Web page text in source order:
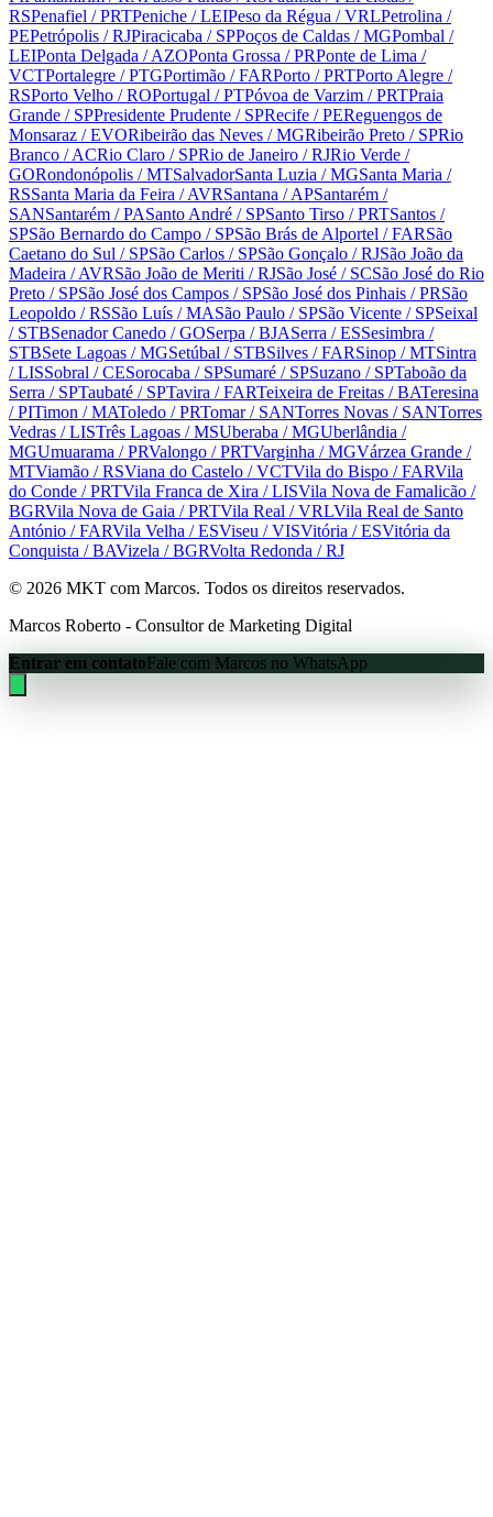
RSPenafiel / PRTPeniche / LEIPeso da Régua / VRLPetrolina /
PEPetrópolis / RJPiracicaba / SPPoços de Caldas / MGPombal /
LEIPonta Delgada / AZOPonta Grossa / PRPonte de Lima /
VCTPortalegre / PTGPortimão / FARPorto / PRTPorto Alegre /
RSPorto Velho / ROPortugal / PTPóvoa de Varzim / PRTPraia
Grande / SPPresidente Prudente / SPRecife / PEReguengos de
Monsaraz / EVORibeirão das Neves / MGRibeirão Preto / SPRio
Branco / ACRio Claro / SPRio de Janeiro / RJRio Verde /
GORondonópolis / MTSalvadorSanta Luzia / MGSanta Maria /
RSSanta Maria da Feira / AVRSantana / APSantarém /
SANSantarém / PASanto André / SPSanto Tirso / PRTSantos /
SPSão Bernardo do Campo / SPSão Brás de Alportel / FARSão
Caetano do Sul / SPSão Carlos / SPSão Gonçalo / RJSão João da
Madeira / AVRSão João de Meriti / RJSão José / SCSão José do Rio
Preto / SPSão José dos Campos / SPSão José dos Pinhais / PRSão
Leopoldo / RSSão Luís / MASão Paulo / SPSão Vicente / SPSeixal
/ STBSenador Canedo / GOSerpa / BJASerra / ESSesimbra /
STBSete Lagoas / MGSetúbal / STBSilves / FARSinop / MTSintra
/ LISSobral / CESorocaba / SPSumaré / SPSuzano / SPTaboão da
Serra / SPTaubaté / SPTavira / FARTeixeira de Freitas / BATeresina
/ PITimon / MAToledo / PRTomar/ SANTorres Novas / SANTorres
Vedras / LISTrês Lagoas / MSUberaba / MGUberlândia /
MGUmuarama / PRValongo / PRTVarginha / MGVárzea Grande /
MTViamão / RSViana do Castelo / VCTVila do Bispo / FARVila
do Conde / PRTVila Franca de Xira / LISVila Nova de Famalicão /
BGRVila Nova de Gaia / PRTVila Real / VRLVila Real de Santo
António / FARVila Velha / ESViseu / VISVitória / ESVitória da
Conquista / BAVizela / BGRVolta Redonda / RJ
© 2026 MKT com Marcos. Todos os direitos reservados.
Marcos Roberto - Consultor de Marketing Digital
Entrar em contatoFale com Marcos no WhatsApp